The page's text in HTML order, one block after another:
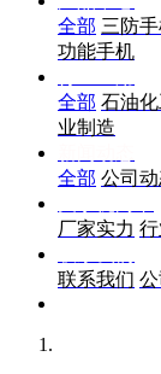
全部 三防
功能手机
全部 石油
业制造
全部 公司
厂家实力 行
联系我们